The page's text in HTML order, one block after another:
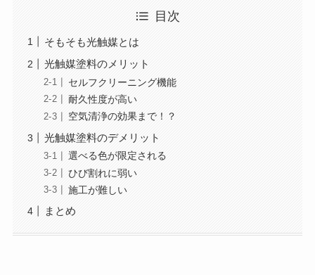
目次
そもそも光触媒とは
光触媒塗料のメリット
セルフクリーニング機能
耐久性度が高い
空気清浄の効果まで！？
光触媒塗料のデメリット
選べる色が限定される
ひび割れに弱い
施工が難しい
まとめ